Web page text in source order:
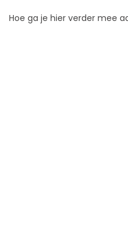
Hoe ga je hier verder mee